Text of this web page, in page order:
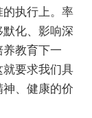
执行上。率
化、影响深
教育下一
要求我们具
、健康的价